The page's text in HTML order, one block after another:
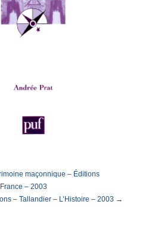
maçonnique – Éditions
– 2003
– Tallandier – L’Histoire – 2003 →